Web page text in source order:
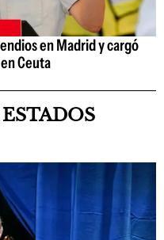
en Madrid y cargó
Ceuta